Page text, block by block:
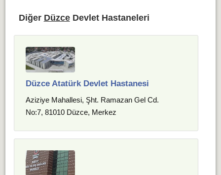
Diğer DüzceDevlet Hastaneleri
Düzce Atatürk Devlet Hastanesi
Aziziye Mahallesi, Şht. Ramazan Gel Cd.
No:7, 81010 Düzce, Merkez